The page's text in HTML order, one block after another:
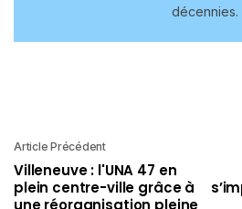
décennies.
Article Précédent
Villeneuve : l'UNA 47 en
plein centre-ville grâce à
une réorganisation pleine